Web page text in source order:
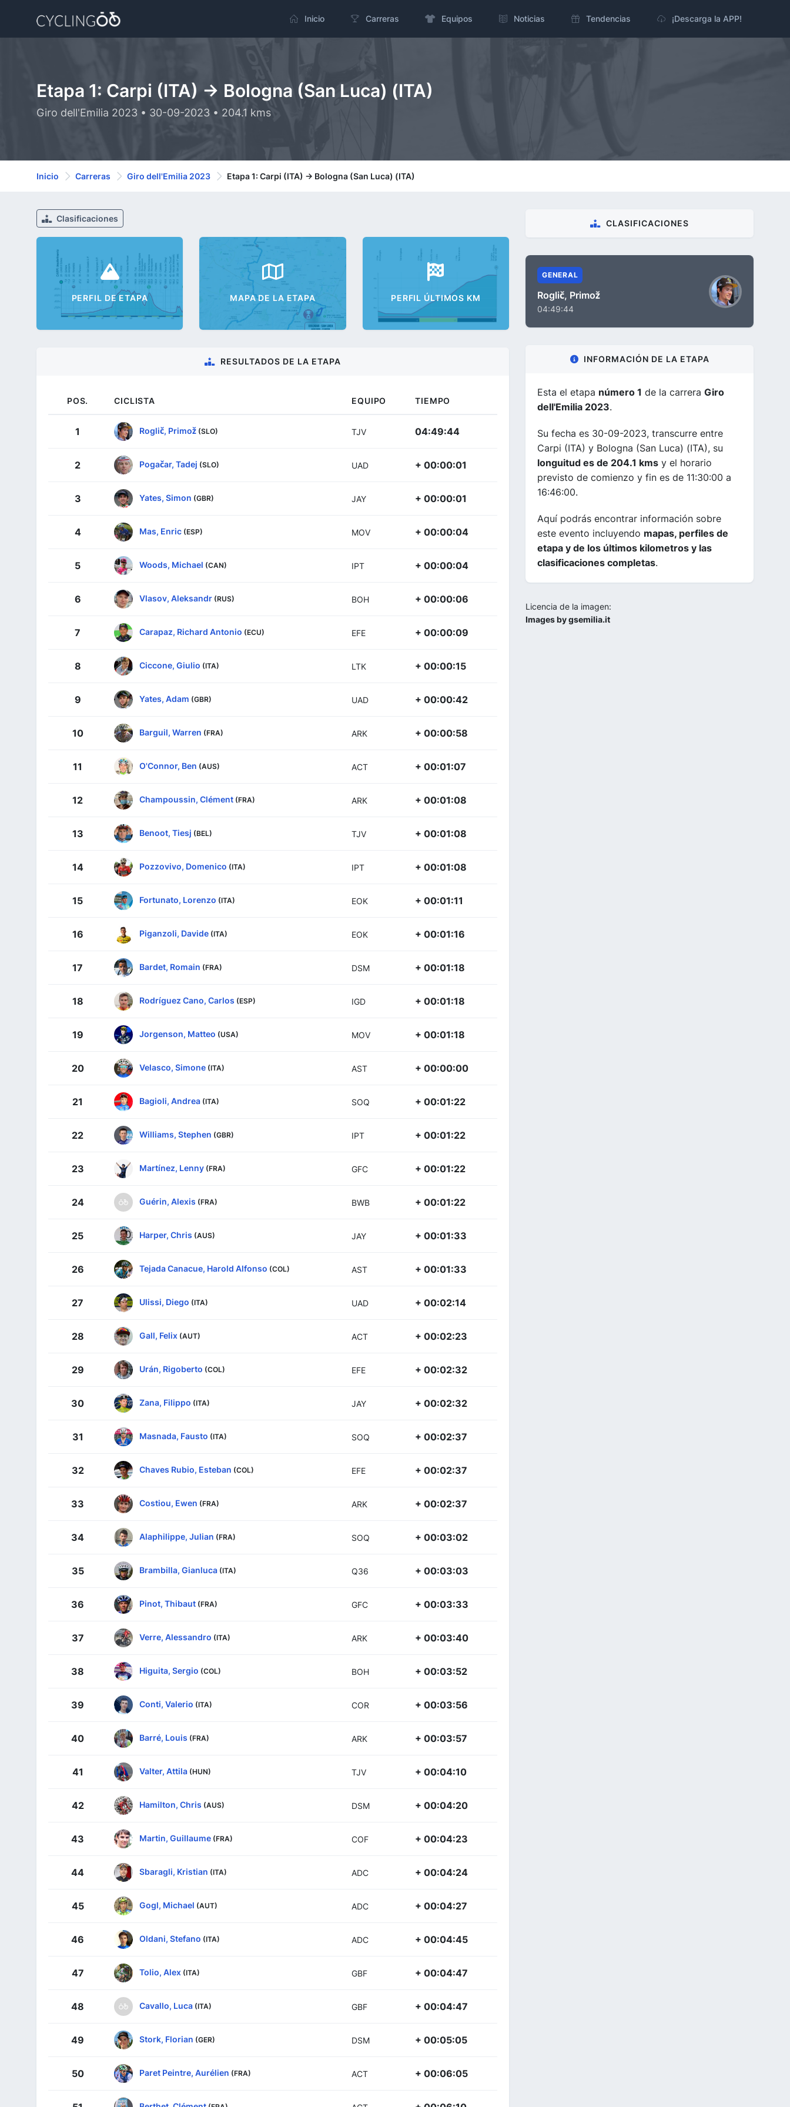
Inicio Carreras Equipos Noticias Tendencias ¡Descarga la APP!
Etapa 1: Carpi (ITA) -> Bologna (San Luca) (ITA)
Giro dell'Emilia 2023 • 30-09-2023 • 204.1 kms
Inicio Carreras Giro dell'Emilia 2023 Etapa 1: Carpi (ITA) -> Bologna (San Luca) (ITA)
Clasificaciones
PERFIL DE ETAPA MAPA DE LA ETAPA PERFIL ÚLTIMOS KM
RESULTADOS DE LA ETAPA
POS. CICLISTA EQUIPO TIEMPO
1 Roglič, Primož (SLO) TJV 04:49:44
2 Pogačar, Tadej (SLO) UAD + 00:00:01
3 Yates, Simon (GBR) JAY + 00:00:01
4 Mas, Enric (ESP) MOV + 00:00:04
5 Woods, Michael (CAN) IPT + 00:00:04
6 Vlasov, Aleksandr (RUS) BOH + 00:00:06
7 Carapaz, Richard Antonio (ECU) EFE + 00:00:09
8 Ciccone, Giulio (ITA) LTK + 00:00:15
9 Yates, Adam (GBR) UAD + 00:00:42
10 Barguil, Warren (FRA) ARK + 00:00:58
11 O'Connor, Ben (AUS) ACT + 00:01:07
12 Champoussin, Clément (FRA) ARK + 00:01:08
13 Benoot, Tiesj (BEL) TJV + 00:01:08
14 Pozzovivo, Domenico (ITA) IPT + 00:01:08
15 Fortunato, Lorenzo (ITA) EOK + 00:01:11
16 Piganzoli, Davide (ITA) EOK + 00:01:16
17 Bardet, Romain (FRA) DSM + 00:01:18
18 Rodríguez Cano, Carlos (ESP) IGD + 00:01:18
19 Jorgenson, Matteo (USA) MOV + 00:01:18
20 Velasco, Simone (ITA) AST + 00:00:00
21 Bagioli, Andrea (ITA) SOQ + 00:01:22
22 Williams, Stephen (GBR) IPT + 00:01:22
23 Martínez, Lenny (FRA) GFC + 00:01:22
24 Guérin, Alexis (FRA) BWB + 00:01:22
25 Harper, Chris (AUS) JAY + 00:01:33
26 Tejada Canacue, Harold Alfonso (COL) AST + 00:01:33
27 Ulissi, Diego (ITA) UAD + 00:02:14
28 Gall, Felix (AUT) ACT + 00:02:23
29 Urán, Rigoberto (COL) EFE + 00:02:32
30 Zana, Filippo (ITA) JAY + 00:02:32
31 Masnada, Fausto (ITA) SOQ + 00:02:37
32 Chaves Rubio, Esteban (COL) EFE + 00:02:37
33 Costiou, Ewen (FRA) ARK + 00:02:37
34 Alaphilippe, Julian (FRA) SOQ + 00:03:02
35 Brambilla, Gianluca (ITA) Q36 + 00:03:03
36 Pinot, Thibaut (FRA) GFC + 00:03:33
37 Verre, Alessandro (ITA) ARK + 00:03:40
38 Higuita, Sergio (COL) BOH + 00:03:52
39 Conti, Valerio (ITA) COR + 00:03:56
40 Barré, Louis (FRA) ARK + 00:03:57
41 Valter, Attila (HUN) TJV + 00:04:10
42 Hamilton, Chris (AUS) DSM + 00:04:20
43 Martin, Guillaume (FRA) COF + 00:04:23
44 Sbaragli, Kristian (ITA) ADC + 00:04:24
45 Gogl, Michael (AUT) ADC + 00:04:27
46 Oldani, Stefano (ITA) ADC + 00:04:45
47 Tolio, Alex (ITA) GBF + 00:04:47
48 Cavallo, Luca (ITA) GBF + 00:04:47
49 Stork, Florian (GER) DSM + 00:05:05
50 Paret Peintre, Aurélien (FRA) ACT + 00:06:05
CLASIFICACIONES
GENERAL
Roglič, Primož
04:49:44
INFORMACIÓN DE LA ETAPA
Esta el etapa número 1 de la carrera Giro
dell'Emilia 2023.
Su fecha es 30-09-2023, transcurre entre
Carpi (ITA) y Bologna (San Luca) (ITA), su
longuitud es de 204.1 kms y el horario
previsto de comienzo y fin es de 11:30:00 a
16:46:00.
Aquí podrás encontrar información sobre
este evento incluyendo mapas, perfiles de
etapa y de los últimos kilometros y las
clasificaciones completas.
Licencia de la imagen:
Images by gsemilia.it